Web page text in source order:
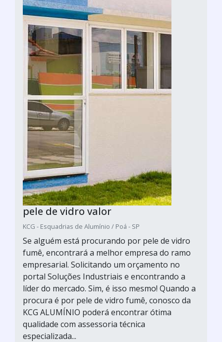
pele de vidro valor
KCG - Esquadrias de Alumínio / Poá - SP
Se alguém está procurando por pele de vidro
fumê, encontrará a melhor empresa do ramo
empresarial. Solicitando um orçamento no
portal Soluções Industriais e encontrando a
líder do mercado. Sim, é isso mesmo! Quando a
procura é por pele de vidro fumê, conosco da
KCG ALUMÍNIO poderá encontrar ótima
qualidade com assessoria técnica
especializada...